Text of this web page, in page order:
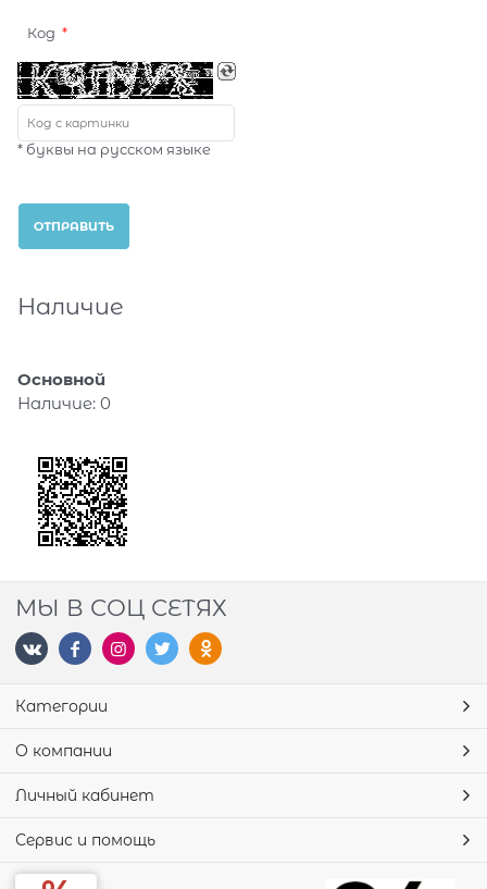
Код
* буквы на русском языке
Наличие
Основной
Наличие: 0
МЫ В СОЦ СЕТЯХ
Категории
О компании
Личный кабинет
Сервис и помощь